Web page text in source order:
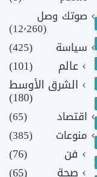
صوتك وصل
(12٬260)
سياسة
(425)
عالم
(101)
الشرق الأوسط
(180)
اقتصاد
(65)
منوعات
(385)
فن
(76)
صحة
(65)